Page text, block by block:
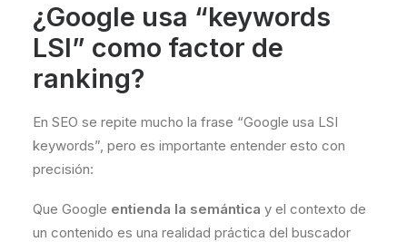
¿Google usa “keywords
LSI” como factor de
ranking?
En SEO se repite mucho la frase “Google usa LSI
keywords”, pero es importante entender esto con
precisión:
Que Google entienda la semántica y el contexto de
un contenido es una realidad práctica del buscador